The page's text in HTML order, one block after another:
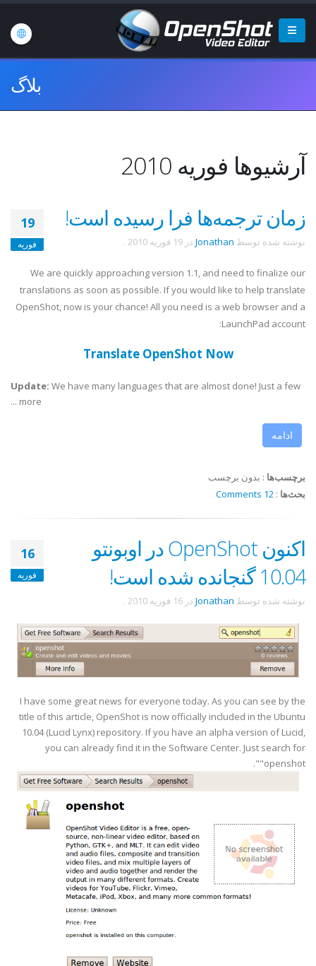
بلاگ
آرشیوها فوریه 2010
19
فوریه
زمان ترجمه‌ها فرا رسیده است!
نوشته شده توسط Jonathan در 19 فوریه 2010 .
We are quickly approaching version 1.1, and need to finalize our
translations as soon as possible. If you would like to help translate
OpenShot, now is your chance! All you need is a web browser and a
LaunchPad account:
Translate OpenShot Now
Update: We have many languages that are almost done! Just a few
more ...
ادامه
برچسب‌ها : بدون برچسب
بحث‌ها :
12 Comments
16
فوریه
اکنون OpenShot در اوبونتو
10.04 گنجانده شده است!
نوشته شده توسط Jonathan در 16 فوریه 2010 .
I have some great news for everyone today. As you can see by the
title of this article, OpenShot is now officially included in the Ubuntu
10.04 (Lucid Lynx) repository. If you have an alpha version of Lucid,
you can already find it in the Software Center. Just search for
"openshot".